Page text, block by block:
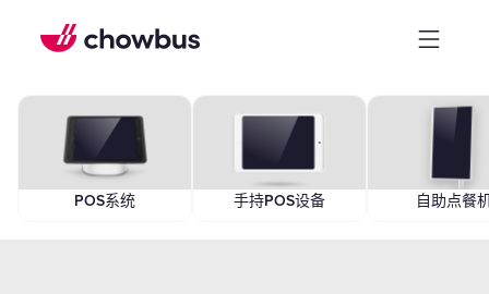
POS系统 手持POS设备 自助点餐